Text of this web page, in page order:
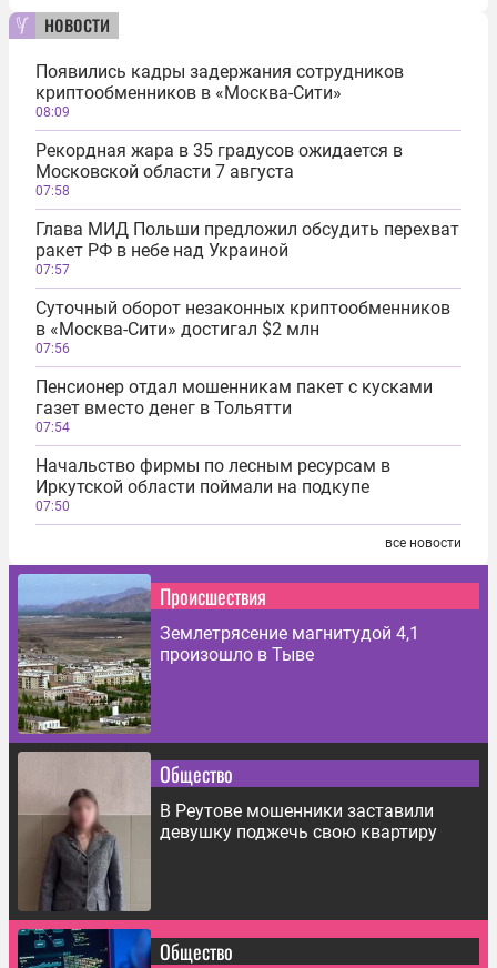
новости
Появились кадры задержания сотрудников
криптообменников в «Москва-Сити»
08:09
Рекордная жара в 35 градусов ожидается в
Московской области 7 августа
07:58
Глава МИД Польши предложил обсудить перехват
ракет РФ в небе над Украиной
07:57
Суточный оборот незаконных криптообменников
в «Москва-Сити» достигал $2 млн
07:56
Пенсионер отдал мошенникам пакет с кусками
газет вместо денег в Тольятти
07:54
Начальство фирмы по лесным ресурсам в
Иркутской области поймали на подкупе
07:50
все новости
Происшествия
Землетрясение магнитудой 4,1
произошло в Тыве
Общество
В Реутове мошенники заставили
девушку поджечь свою квартиру
Общество